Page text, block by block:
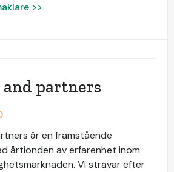
>>
partners
är en framstående
årtionden av erfarenhet inom
Vi strävar efter